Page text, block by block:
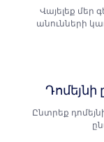
Վայելեք մեր
անունների
Դոմեյնի
Ընտրեք